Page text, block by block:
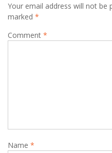
Your email address will not be
marked *
Comment *
Name *